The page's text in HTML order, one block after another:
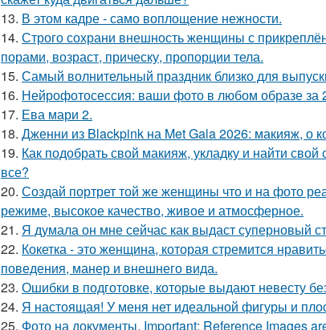
13. В этом кадре - само воплощение нежности.
14. Строго сохрани внешность женщины с
порами, возраст, прическу, пропорции тела.
15. Самый волнительный праздник близко для
16. Нейрофотосессия: ваши фото в любом образе за
17. Ева мари 2.
18. Дженни из Blackpink на Met Gala 2026: макияж, о
19. Как подобрать свой макияж, укладку и найти
все?
20. Создай портрет той же женщины что и на фото
режиме, высокое качество, живое и атмосферное.
21. Я думала он мне сейчас как выдаст суперновый
22. Кокетка - это женщина, которая стремится
поведения, манер и внешнего вида.
23. Ошибки в подготовке, которые выдают невесту
24. Я настоящая! У меня нет идеальной фигуры и
25. Фото на документы. Important: Reference Images